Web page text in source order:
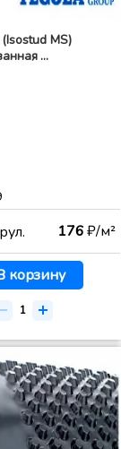
MS)
...
176₽/м²
корзину